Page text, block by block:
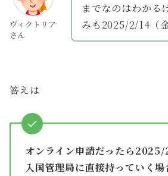
ヴィクトリア
さん
までなのはわか
みも2025/2/14（
答えは
オンライン申請だったら
入国管理局に直接持っていく場